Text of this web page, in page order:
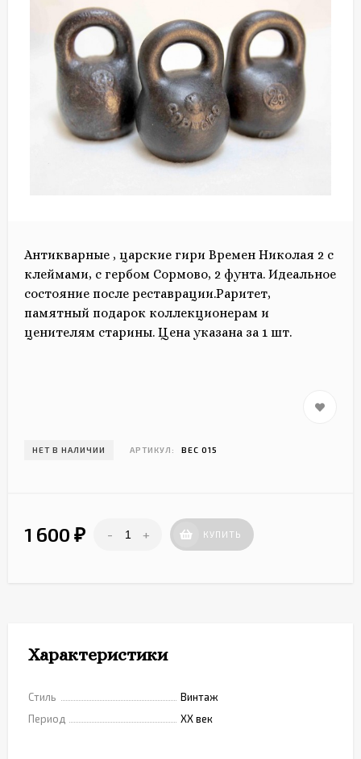
Антикварные , царские гири Времен Николая 2 с
клеймами, с гербом Сормово, 2 фунта. Идеальное
состояние после реставрации.Раритет,
памятный подарок коллекционерам и
ценителям старины. Цена указана за 1 шт.
НЕТ В НАЛИЧИИ АРТИКУЛ: ВЕС 015
1 600 ₽ - + КУПИТЬ
Характеристики
Стиль
Винтаж
Период
XX век